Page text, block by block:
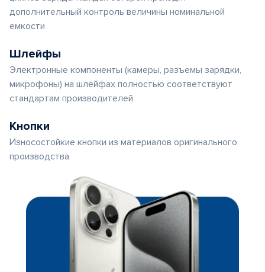
дополнительный контроль величины номинальной
емкости
Шлейфы
Электронные компоненты (камеры, разъемы зарядки,
микрофоны) на шлейфах полностью соответствуют
стандартам производителей
Кнопки
Износостойкие кнопки из материалов оригинального
производства